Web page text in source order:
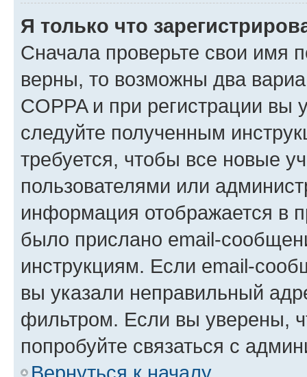
Я только что
Сначала проверьте свои имя
верны, то возможны два
COPPA и при регистрации вы
следуйте полученным
требуется, чтобы все новые
пользователями или
информация отображается в
было прислано email-
инструкциям. Если email-
вы указали неправильный
фильтром. Если вы уверены,
попробуйте связаться с
Вернуться к началу